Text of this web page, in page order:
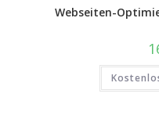
Webseiten-